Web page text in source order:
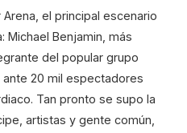
el principal escenario
Michael Benjamin, más
del popular grupo
20 mil espectadores
Tan pronto se supo la
artistas y gente común,